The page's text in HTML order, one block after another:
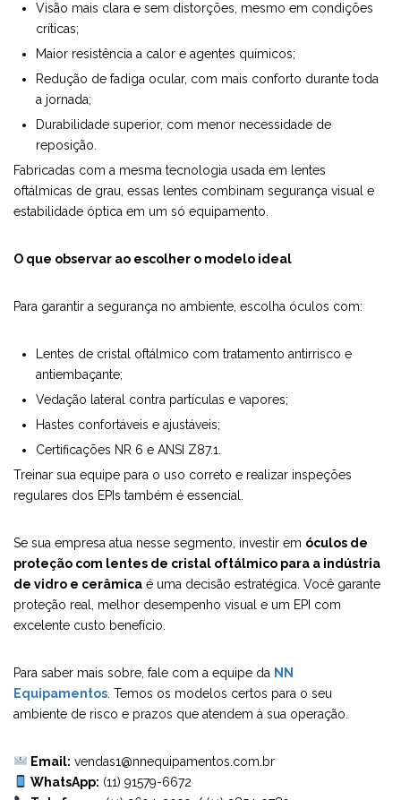
Visão mais clara e sem distorções, mesmo em condições
críticas;
Maior resistência a calor e agentes químicos;
Redução de fadiga ocular, com mais conforto durante toda
a jornada;
Durabilidade superior, com menor necessidade de
reposição.
Fabricadas com a mesma tecnologia usada em lentes
oftálmicas de grau, essas lentes combinam segurança visual e
estabilidade óptica em um só equipamento.
O que observar ao escolher o modelo ideal
Para garantir a segurança no ambiente, escolha óculos com:
Lentes de cristal oftálmico com tratamento antirrisco e
antiembaçante;
Vedação lateral contra partículas e vapores;
Hastes confortáveis e ajustáveis;
Certificações NR 6 e ANSI Z87.1.
Treinar sua equipe para o uso correto e realizar inspeções
regulares dos EPIs também é essencial.
Se sua empresa atua nesse segmento, investir em óculos de
proteção com lentes de cristal oftálmico para a indústria
de vidro e cerâmica é uma decisão estratégica. Você garante
proteção real, melhor desempenho visual e um EPI com
excelente custo benefício.
Para saber mais sobre, fale com a equipe da NN
Equipamentos . Temos os modelos certos para o seu
ambiente de risco e prazos que atendem à sua operação.
Email: vendas1@nnequipamentos.com.br
WhatsApp: (11) 91579-6672